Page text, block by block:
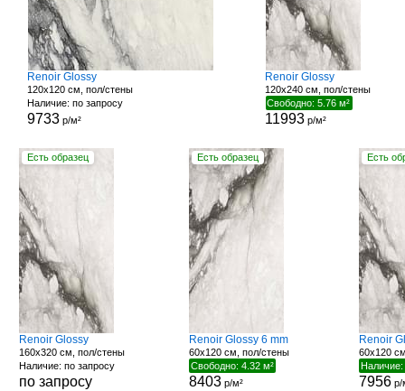
Renoir Glossy
120x120 см, пол/стены
Наличие: по запросу
9733 р/м²
Renoir Glossy
120x240 см, пол/стены
Свободно: 5.76 м²
11993 р/м²
Есть образец
Renoir Glossy
160x320 см, пол/стены
Наличие: по запросу
по запросу
Есть образец
Renoir Glossy 6 mm
60x120 см, пол/стены
Свободно: 4.32 м²
8403 р/м²
Есть
Renoir
60x120
7956 р/